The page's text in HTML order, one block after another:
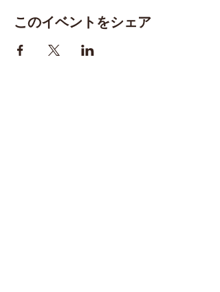
このイベントをシェア